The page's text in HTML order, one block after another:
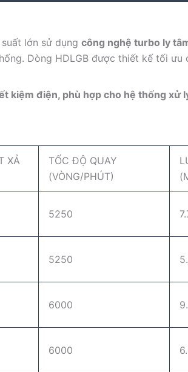
lớn sử dụng công nghệ turbo ly
Dòng HDLGB được thiết kế tối ưu
kiệm điện, phù hợp cho hệ thống xử
XẢ
TỐC ĐỘ QUAY
(VÒNG/PHÚT)
5250
5250
6000
6000